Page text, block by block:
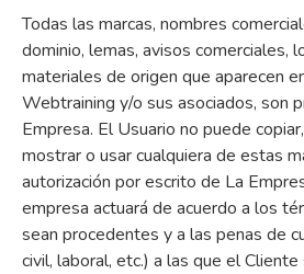
Todas las marcas, nombres
dominio, lemas, avisos comerciales,
materiales de origen que aparecen
Webtraining y/o sus asociados, son
Empresa. El Usuario no puede
mostrar o usar cualquiera de estas
autorización por escrito de La
empresa actuará de acuerdo a los
sean procedentes y a las penas de
civil, laboral, etc.) a las que el